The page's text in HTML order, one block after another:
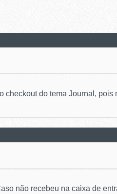
checkout do tema Journal, pois
não recebeu na caixa de